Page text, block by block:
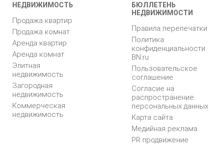
НЕДВИЖИМОСТЬ
Продажа квартир
Продажа комнат
Аренда квартир
Аренда комнат
Элитная
недвижимость
Загородная
недвижимость
Коммерческая
недвижимость
БЮЛЛЕТЕНЬ
НЕДВИЖИМОСТИ
Правила перепечатки
Политика
конфиденциальности
BN.ru
Пользовательское
соглашение
Согласие на
распространение
персональных данных
Карта сайта
Медийная реклама
PR продвижение